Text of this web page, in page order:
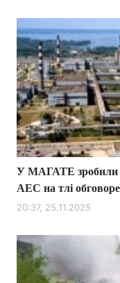
У МАГАТЕ зробили
АЕС на тлі
20:37, 25.11.2025